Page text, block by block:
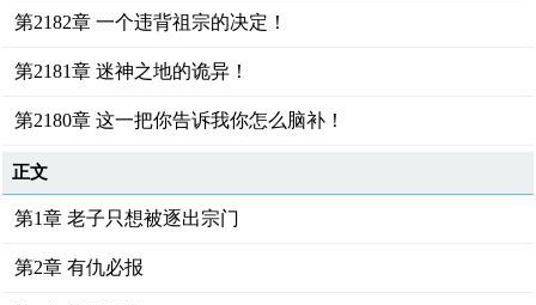
第2182章 一个违背祖宗的决定！
第2181章 迷神之地的诡异！
第2180章 这一把你告诉我你怎么脑补！
正文
第1章 老子只想被逐出宗门
第2章 有仇必报